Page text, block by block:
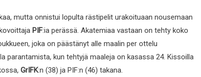
mutta onnistui lopulta rästipelit urakoituaan nousemaan
PIF:ia perässä. Akatemiaa vastaan on tehty koko
joka on päästänyt alle maalin per ottelu
parantamista, kun tehtyjä maaleja on kasassa 24. Kissoilla
GrIFK:n (38) ja PIF:n (46) takana.